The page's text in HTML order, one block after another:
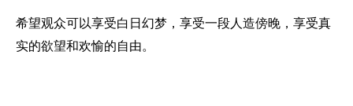
希望观众可以享受白日幻梦，享受一段人造傍晚，享受真
实的欲望和欢愉的自由。